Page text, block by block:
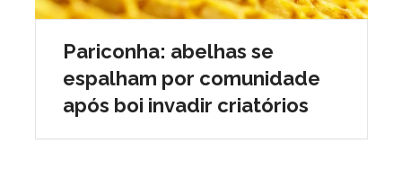
Pariconha: abelhas se
espalham por comunidade
após boi invadir criatórios